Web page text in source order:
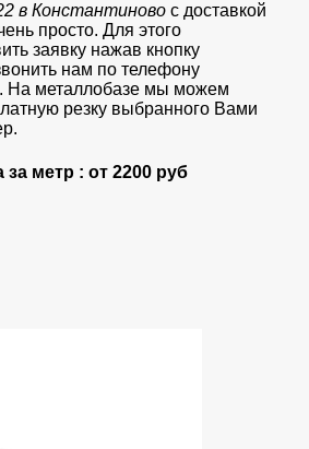
в Константиновос доставкой
просто. Для этого
заявку нажав кнопку
нам по телефону
На металлобазе мы можем
резку выбранного Вами
за метр : от2200 руб